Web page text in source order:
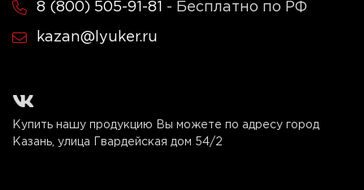
8 (800) 505-91-81 - Бесплатно по РФ
kazan@lyuker.ru
Купить нашу продукцию Вы можете по адресу город
Казань, улица Гвардейская дом 54/2